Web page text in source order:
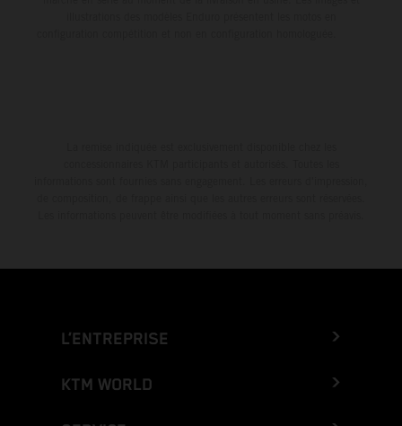
L’ENTREPRISE
KTM WORLD